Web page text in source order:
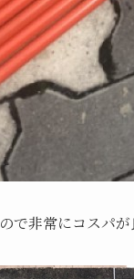
で非常にコスパ